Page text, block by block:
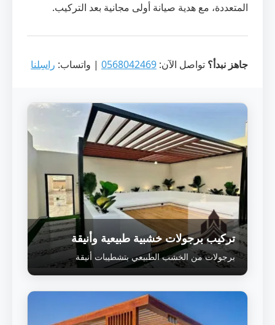
المتعددة، مع هدية صيانة أولى مجانية بعد التركيب.
جاهز نبدأ؟ تواصل الآن: 0568042469 | واتساب: راسِلنا
تركيب برجولات خشبية طبيعية وأنيقة
برجولات من الخشب الطبيعي بتشطيبات أنيقة